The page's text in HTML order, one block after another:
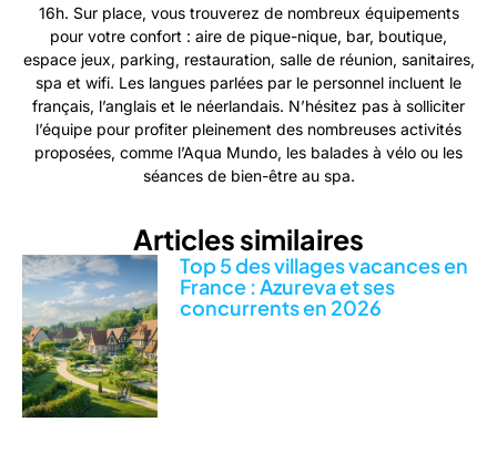
Articles similaires
Top 5 des villages vacances en
France : Azureva et ses
concurrents en 2026
16h. Sur place, vous trouverez de nombreux équipements
pour votre confort : aire de pique-nique, bar, boutique,
espace jeux, parking, restauration, salle de réunion, sanitaires,
spa et wifi. Les langues parlées par le personnel incluent le
français, l’anglais et le néerlandais. N’hésitez pas à solliciter
l’équipe pour profiter pleinement des nombreuses activités
proposées, comme l’Aqua Mundo, les balades à vélo ou les
séances de bien-être au spa.